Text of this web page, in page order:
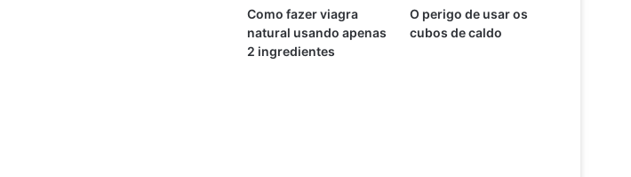
Como fazer viagra
natural usando apenas
2 ingredientes
O perigo de usar os
cubos de caldo